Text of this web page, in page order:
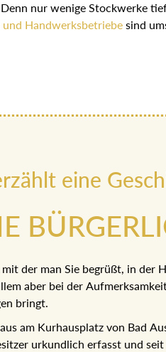
Denn nur wenige
Trachtengeschäfte und
eine
der man Sie begrüßt, in der
aber bei der
bringt.
am Kurhausplatz von Bad
urkundlich erfasst und